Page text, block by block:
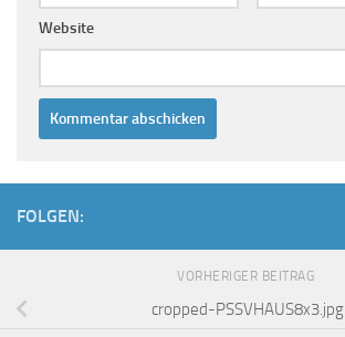
Website
FOLGEN:
VORHERIGER BEITRAG
cropped-PSSVHAUS8x3.jpg